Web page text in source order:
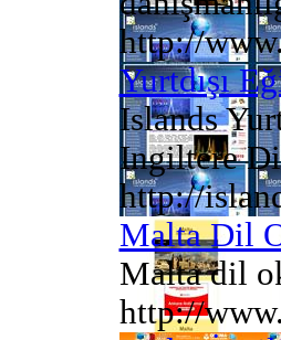
http://
Yurtdışı
Islands
Ingiltere
http://
Malta Dil
Malta dil
http://